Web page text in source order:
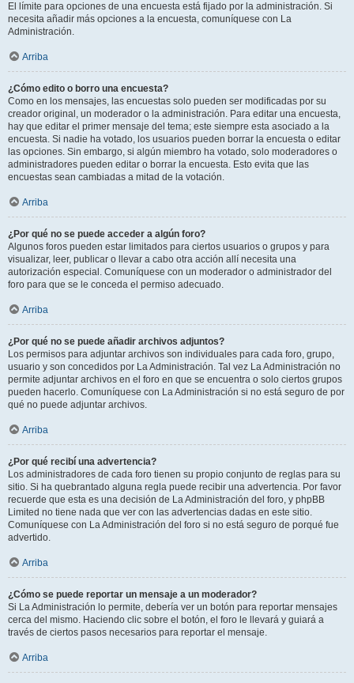
El límite para opciones de una encuesta está fijado por la administración. Si
necesita añadir más opciones a la encuesta, comuníquese con La
Administración.
Arriba
¿Cómo edito o borro una encuesta?
Como en los mensajes, las encuestas solo pueden ser modificadas por su
creador original, un moderador o la administración. Para editar una encuesta,
hay que editar el primer mensaje del tema; este siempre esta asociado a la
encuesta. Si nadie ha votado, los usuarios pueden borrar la encuesta o editar
las opciones. Sin embargo, si algún miembro ha votado, solo moderadores o
administradores pueden editar o borrar la encuesta. Esto evita que las
encuestas sean cambiadas a mitad de la votación.
Arriba
¿Por qué no se puede acceder a algún foro?
Algunos foros pueden estar limitados para ciertos usuarios o grupos y para
visualizar, leer, publicar o llevar a cabo otra acción allí necesita una
autorización especial. Comuníquese con un moderador o administrador del
foro para que se le conceda el permiso adecuado.
Arriba
¿Por qué no se puede añadir archivos adjuntos?
Los permisos para adjuntar archivos son individuales para cada foro, grupo,
usuario y son concedidos por La Administración. Tal vez La Administración no
permite adjuntar archivos en el foro en que se encuentra o solo ciertos grupos
pueden hacerlo. Comuníquese con La Administración si no está seguro de por
qué no puede adjuntar archivos.
Arriba
¿Por qué recibí una advertencia?
Los administradores de cada foro tienen su propio conjunto de reglas para su
sitio. Si ha quebrantado alguna regla puede recibir una advertencia. Por favor
recuerde que esta es una decisión de La Administración del foro, y phpBB
Limited no tiene nada que ver con las advertencias dadas en este sitio.
Comuníquese con La Administración del foro si no está seguro de porqué fue
advertido.
Arriba
¿Cómo se puede reportar un mensaje a un moderador?
Si La Administración lo permite, debería ver un botón para reportar mensajes
cerca del mismo. Haciendo clic sobre el botón, el foro le llevará y guiará a
través de ciertos pasos necesarios para reportar el mensaje.
Arriba